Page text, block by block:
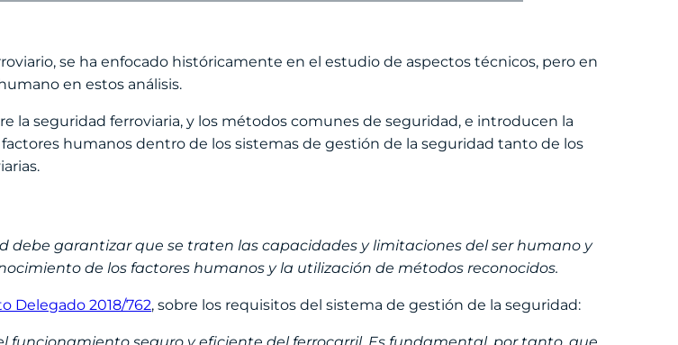
se ha enfocado históricamente en el estudio de aspectos técnicos, pero en
en estos análisis.
la seguridad ferroviaria, y los métodos comunes de seguridad, e introducen la
humanos dentro de los sistemas de gestión de la seguridad tanto de los
debe garantizar que se traten las capacidades y limitaciones del ser humano y
de los factores humanos y la utilización de métodos reconocidos.
Delegado 2018/762, sobre los requisitos del sistema de gestión de la seguridad: